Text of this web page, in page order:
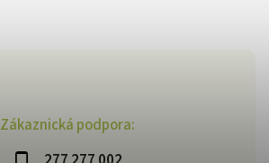
Zákaznická podpora: